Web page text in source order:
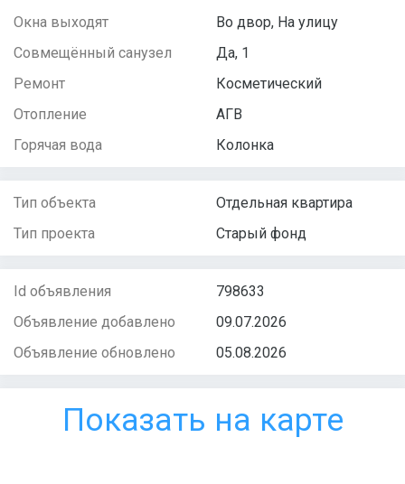
Окна выходят
Во двор, На улицу
Совмещённый санузел
Да, 1
Ремонт
Косметический
Отопление
АГВ
Горячая вода
Колонка
Тип объекта
Отдельная квартира
Тип проекта
Старый фонд
Id объявления
798633
Объявление добавлено
09.07.2026
Объявление обновлено
05.08.2026
Показать на карте